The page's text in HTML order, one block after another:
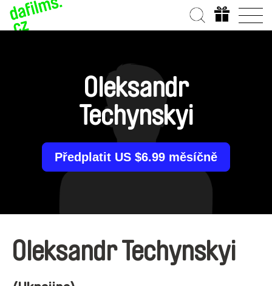
Oleksandr
Techynskyi
Předplatit US $6.99 měsíčně
Oleksandr Techynskyi